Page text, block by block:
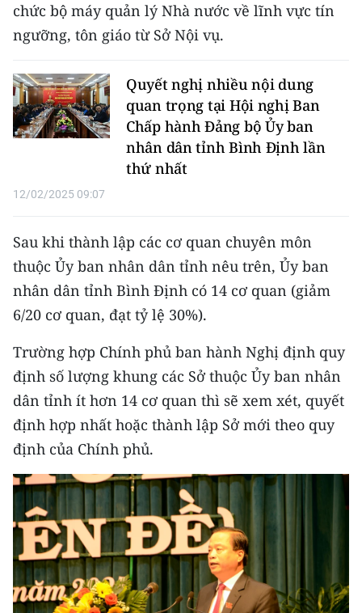
Đồng bằng sông Hồng
Duyên hải Nam Trung Bộ và Tây
Nguyên
Đông Nam Bộ
Đồng bằng sông Cửu Long
Chuyên trang TP. Hồ Chí Minh
CHUYÊN ĐỀ
CÁC CHUYÊN TRANG
VỀ BÁO NHÂN DÂN
THỜI NAY
NHÂN DÂN CUỐI TUẦN
NHÂN DÂN HẰNG THÁNG
MUA BÁO
ĐỌC BÁO IN
chức bộ máy quản lý Nhà nước về lĩnh vực tín
ngưỡng, tôn giáo từ Sở Nội vụ.
Quyết nghị nhiều nội dung
quan trọng tại Hội nghị Ban
Chấp hành Đảng bộ Ủy ban
nhân dân tỉnh Bình Định lần
thứ nhất
12/02/2025 09:07
Sau khi thành lập các cơ quan chuyên môn
thuộc Ủy ban nhân dân tỉnh nêu trên, Ủy ban
nhân dân tỉnh Bình Định có 14 cơ quan (giảm
6/20 cơ quan, đạt tỷ lệ 30%).
Trường hợp Chính phủ ban hành Nghị định quy
định số lượng khung các Sở thuộc Ủy ban nhân
dân tỉnh ít hơn 14 cơ quan thì sẽ xem xét, quyết
định hợp nhất hoặc thành lập Sở mới theo quy
định của Chính phủ.